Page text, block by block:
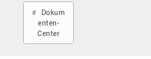
Dokum
enten-
Center